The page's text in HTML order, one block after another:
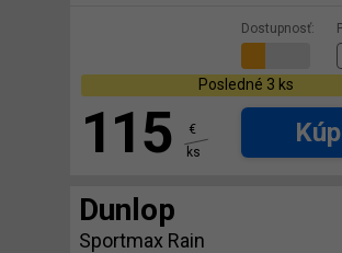
Dostupnosť:
Posledné 3 ks
115
€
ks
Dunlop
Sportmax Rain